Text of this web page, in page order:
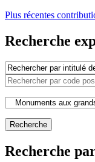
Plus récentes
Recherche
Recherche